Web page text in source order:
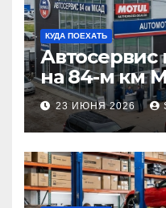
КУДА ПОЕХАТЬ
Автосервис
на 84-м км
описание
работы
23 ИЮНЯ 2026